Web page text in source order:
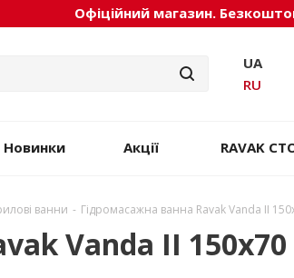
Офіційний магазин.
UA
RU
Новинки Акції RAVAK
ванни - Гідромасажна ванна Ravak Vanda II
Vanda II 150x70